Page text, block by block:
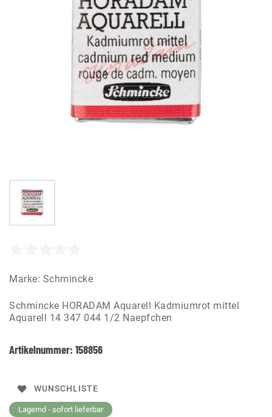
Marke: Schmincke
Schmincke HORADAM Aquarell Kadmiumrot mittel
Aquarell 14 347 044 1/2 Naepfchen
Artikelnummer: 158856
WUNSCHLISTE
Lagernd - sofort lieferbar